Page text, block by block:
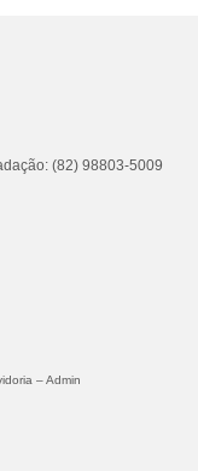
(82) 98803-5009
– Admin